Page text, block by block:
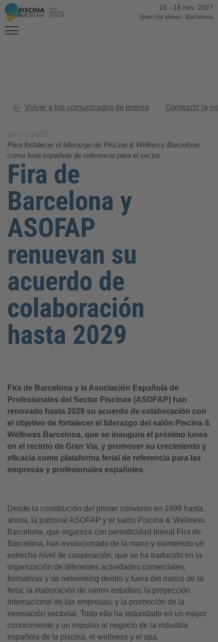
15 - 18 nov. 2027
Gran Via venue - Barcelona
Volver a los comunicados de prensa Compartir la
26/11/2021
Para fortalecer el liderazgo de Piscina & Wellness Barcelona
como feria española de referencia para el sector
Fira de
Barcelona y
ASOFAP
renuevan su
acuerdo de
colaboración
hasta 2029
Fira de Barcelona y la Asociación Española de
Profesionales del Sector Piscinas (ASOFAP) han
renovado hasta 2029 su acuerdo de colaboración con
el objetivo de fortalecer el liderazgo del salón Piscina &
Wellness Barcelona, que se inaugura el próximo lunes
en el recinto de Gran Via, y promover su crecimiento y
eficacia como plataforma ferial de referencia para las
empresas y profesionales españoles.
Desde la constitución del primer convenio en 1999 hasta
ahora, la patronal ASOFAP y el salón Piscina & Wellness
Barcelona, que organiza con periodicidad bienal Fira de
Barcelona, han evolucionado de la mano y mantenido un
estrecho nivel de cooperación, que se ha traducido en la
organización de diferentes actividades comerciales,
formativas y de networking dentro y fuera del marco de la
feria; la elaboración de varios estudios; la proyección
internacional de las empresas; y la promoción de la
innovación sectorial. Todo ello ha redundado en un mayor
conocimiento y un impulso al negocio de la industria
española de la piscina, el wellness y el spa.